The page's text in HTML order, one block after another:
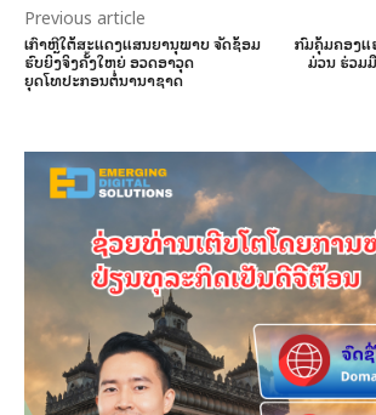
Previous article
ເກົາຫຼີໃຕ້ສະແດງແສນຍານຸພາບ ຈັດຊ້ອມ
ຮົບຍິງຈິງຄັ້ງໃຫຍ່ ອວດອາວຸດ
ຍຸດໂທປະກອນຕໍ່ນານາຊາດ
ກົມຄຸ້ມຄອງ
ມ່ວນ ຮ່ວມ